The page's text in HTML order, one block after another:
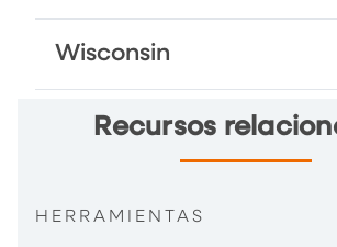
Wisconsin
Recursos
HERRAMIENTAS